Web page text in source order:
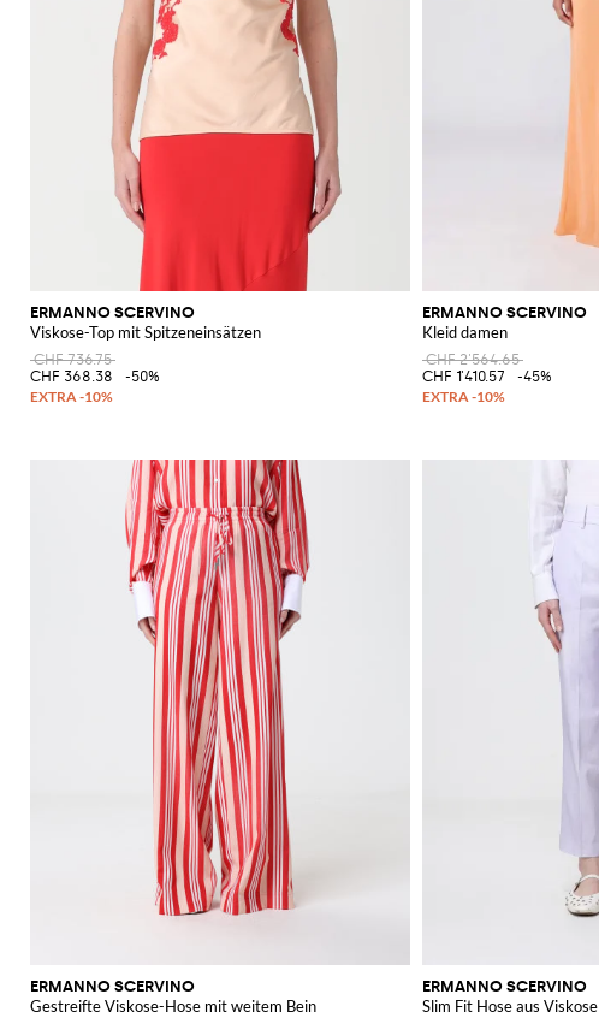
ERMANNO SCERVINO
Viskose-Top mit Spitzeneinsätzen
CHF 736.75
CHF 368.38
-50%
ERMANNO SCERVINO
Kleid damen
CHF 2'564.65
CHF 1'410.57
-45%
ERMANNO SCERVINO
Gestreifte Viskose-Hose mit weitem Bein
ERMANNO SCERVINO
Slim Fit Hose aus Viskose